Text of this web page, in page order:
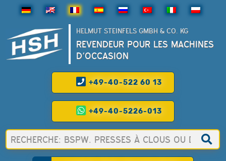
HELMUT STEINFELS GMBH & CO. KG
REVENDEUR POUR LES MACHINES
D’OCCASION
+49-40-522 60 13
+49-40-5226-013